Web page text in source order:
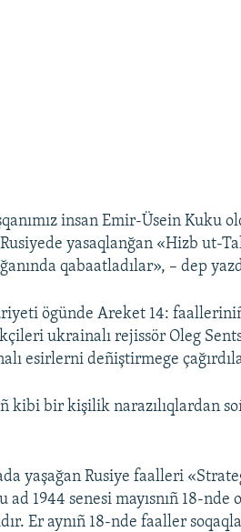
insan Emir-Üsein Kuku
Rusiyede yasaqlanğan «Hizb ut-
qabaatladılar», – dep
ögünde Areket 14:
ukrainalı rejissör Oleg
esirlerni deñiştirmege
kibi bir kişilik narazılıqlardan
yaşağan Rusiye faalleri
1944 senesi mayısnıñ 18-nde
Er aynıñ 18-nde faaller